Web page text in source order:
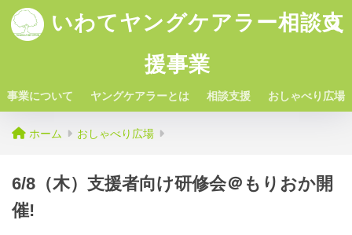
いわてヤングケアラー相談支
援事業
事業について ヤングケアラーとは 相談支援 おしゃべり広場
ホーム おしゃべり広場
6/8（木）支援者向け研修会＠もりおか開
催!